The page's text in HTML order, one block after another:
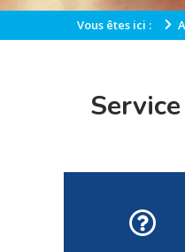
Vous êtes ici :